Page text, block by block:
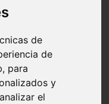
de
de
para
y
el